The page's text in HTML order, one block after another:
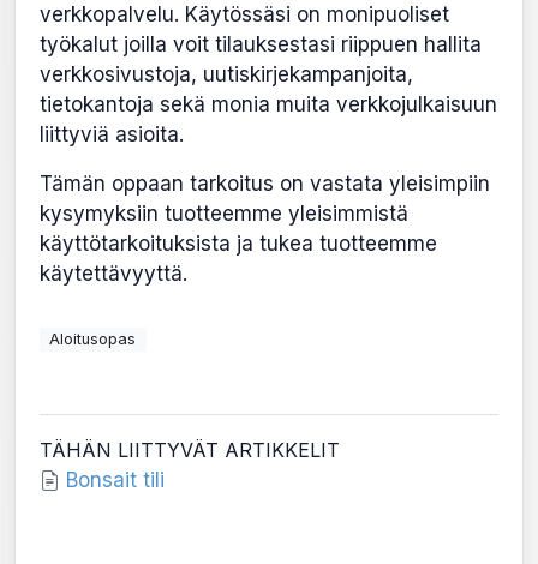
verkkopalvelu. Käytössäsi on monipuoliset
työkalut joilla voit tilauksestasi riippuen hallita
verkkosivustoja, uutiskirjekampanjoita,
tietokantoja sekä monia muita verkkojulkaisuun
liittyviä asioita.
Tämän oppaan tarkoitus on vastata yleisimpiin
kysymyksiin tuotteemme yleisimmistä
käyttötarkoituksista ja tukea tuotteemme
käytettävyyttä.
Aloitusopas
TÄHÄN LIITTYVÄT ARTIKKELIT
Bonsait tili